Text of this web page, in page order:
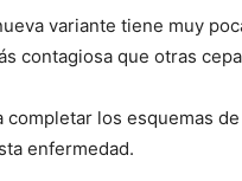
variante tiene muy
contagiosa que otras
completar los esquemas
enfermedad.